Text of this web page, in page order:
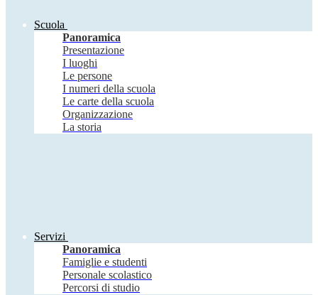
Scuola
Panoramica
Presentazione
I luoghi
Le persone
I numeri della scuola
Le carte della scuola
Organizzazione
La storia
Servizi
Panoramica
Famiglie e studenti
Personale scolastico
Percorsi di studio